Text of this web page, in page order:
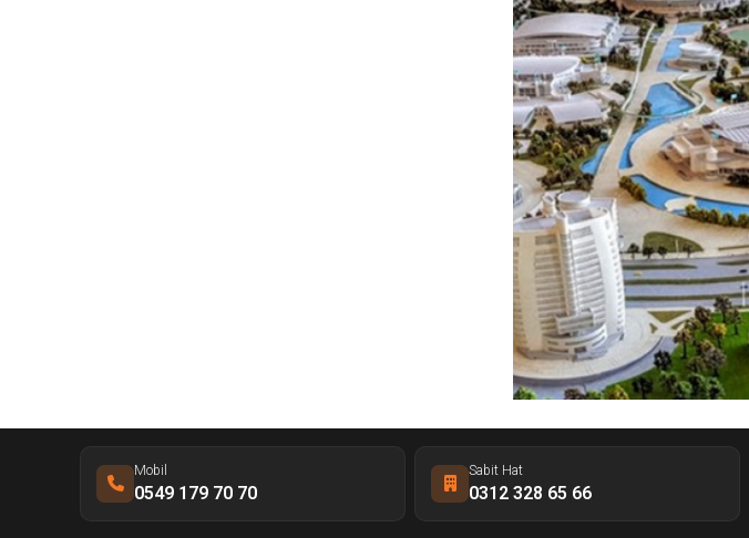
Mobil
0549 179 70 70
Sabit Hat
0312 328 65 66